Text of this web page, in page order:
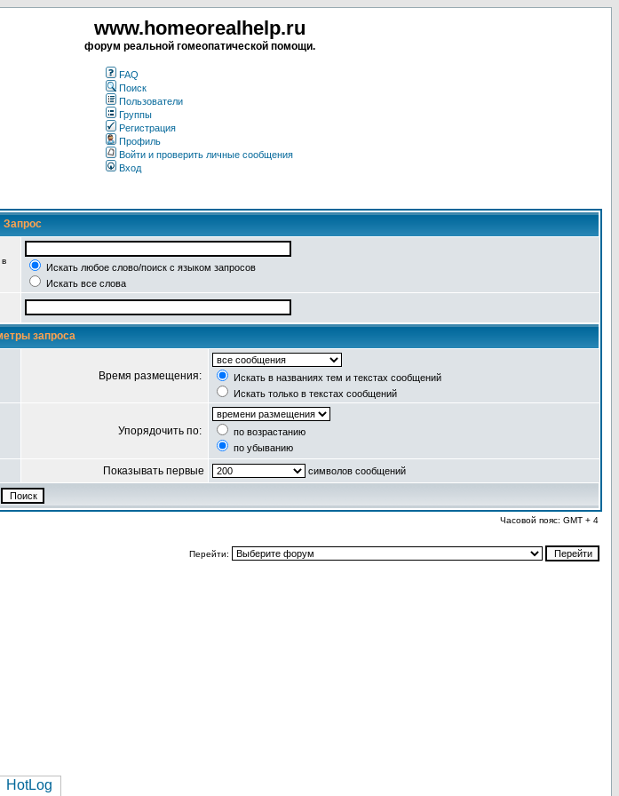
www.homeorealhelp.ru
форум реальной гомеопатической помощи.
FAQ
Поиск
Пользователи
Группы
Регистрация
Профиль
Войти и проверить личные сообщения
Вход
Запрос
в
Искать любое слово/поиск с языком запросов
Искать все слова
запроса
Время размещения:
Искать в названиях тем и текстах сообщений
Искать только в текстах сообщений
Упорядочить по:
по возрастанию
по убыванию
Показывать первые символов сообщений
Часовой пояс: GMT + 4
Перейти: